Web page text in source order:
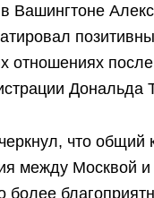
Вашингтоне
отношениях
Дональда
что общий
между Москвой
более